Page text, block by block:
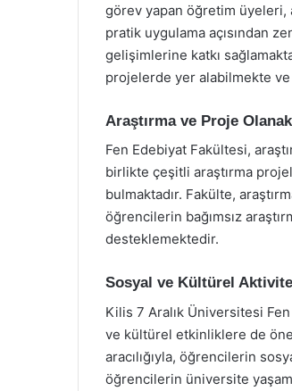
görev yapan öğretim üyeleri,
pratik uygulama açısından
gelişimlerine katkı
projelerde yer alabilmekte
Araştırma ve Proje
Fen Edebiyat Fakültesi,
birlikte çeşitli araştırma
bulmaktadır. Fakülte,
öğrencilerin bağımsız
desteklemektedir.
Sosyal ve Kültürel
Kilis 7 Aralık Üniversitesi
ve kültürel etkinliklere de
aracılığıyla, öğrencilerin
öğrencilerin üniversite